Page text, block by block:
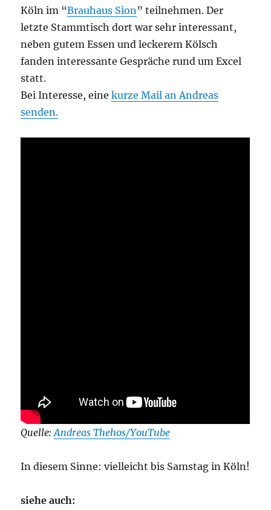
Köln im “Brauhaus Sion ” teilnehmen. Der
letzte Stammtisch dort war sehr interessant,
neben gutem Essen und leckerem Kölsch
fanden interessante Gespräche rund um Excel
statt.
Bei Interesse, einekurze Mail an Andreas
senden.
Quelle:Andreas Thehos/YouTube
In diesem Sinne: vielleicht bis Samstag in Köln!
siehe auch: